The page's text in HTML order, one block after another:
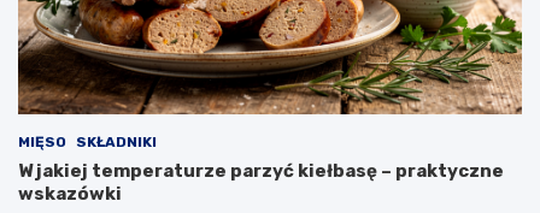
MIĘSO SKŁADNIKI
W jakiej temperaturze parzyć kiełbasę – praktyczne
wskazówki